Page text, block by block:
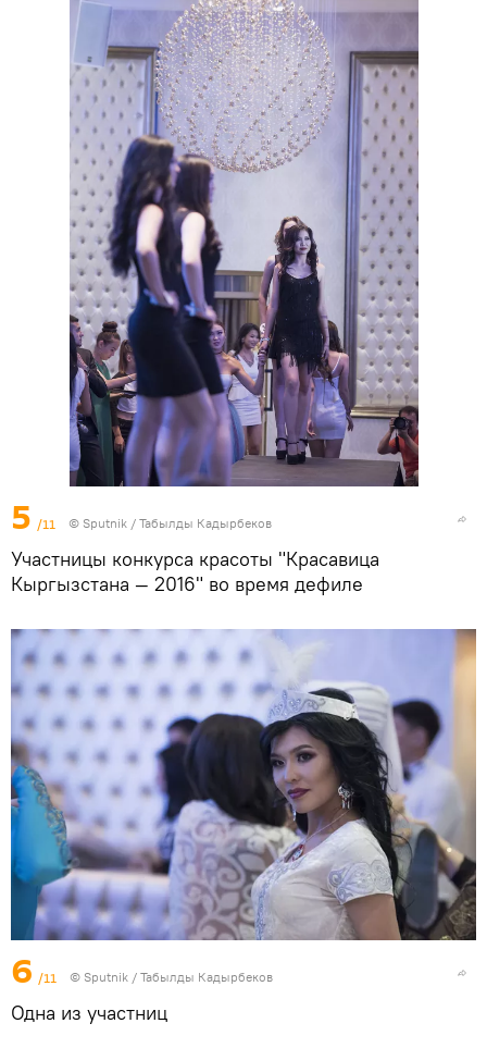
5 /11 © Sputnik / Табылды Кадырбеков
Участницы конкурса красоты "Красавица
Кыргызстана — 2016" во время дефиле
6 /11 © Sputnik / Табылды Кадырбеков
Одна из участниц